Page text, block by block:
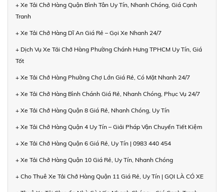
+ Xe Tải Chở Hàng Quận Bình Tân Uy Tín, Nhanh Chóng, Giá Cạnh
Tranh
+ Xe Tải Chở Hàng Dĩ An Giá Rẻ – Gọi Xe Nhanh 24/7
+ Dịch Vụ Xe Tải Chở Hàng Phường Chánh Hưng TPHCM Uy Tín, Giá
Tốt
+ Xe Tải Chở Hàng Phường Chợ Lớn Giá Rẻ, Có Mặt Nhanh 24/7
+ Xe Tải Chở Hàng Bình Chánh Giá Rẻ, Nhanh Chóng, Phục Vụ 24/7
+ Xe Tải Chở Hàng Quận 8 Giá Rẻ, Nhanh Chóng, Uy Tín
+ Xe Tải Chở Hàng Quận 4 Uy Tín – Giải Pháp Vận Chuyển Tiết Kiệm
+ Xe Tải Chở Hàng Quận 6 Giá Rẻ, Uy Tín | 0983 440 454
+ Xe Tải Chở Hàng Quận 10 Giá Rẻ, Uy Tín, Nhanh Chóng
+ Cho Thuê Xe Tải Chở Hàng Quận 11 Giá Rẻ, Uy Tín | GỌI LÀ CÓ XE